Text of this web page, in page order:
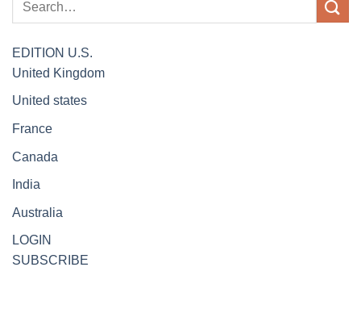
EDITION U.S.
United Kingdom
United states
France
Canada
India
Australia
LOGIN
SUBSCRIBE